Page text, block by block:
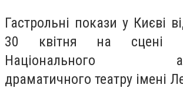
Гастрольні покази у Києві
30 квітня на сцені
Національного
драматичного театру імені